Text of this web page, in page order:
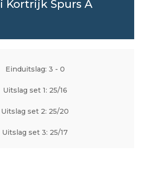
Kortrijk Spurs A
Einduitslag: 3 - 0
Uitslag set 1: 25/16
Uitslag set 2: 25/20
Uitslag set 3: 25/17